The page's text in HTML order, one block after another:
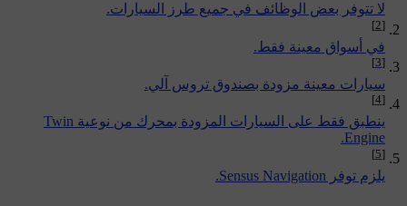
لا تتوفر بعض الوظائف في جميع طرز السيارات.
[2]
في أسواق معينة فقط.
[3]
سيارات معينة مزودة بصندوق تروس آلي.
[4]
ينطبق فقط على السيارات المزودة بمحرك من نوعية Twin
Engine.
[5]
يلزم توفر Sensus Navigation.